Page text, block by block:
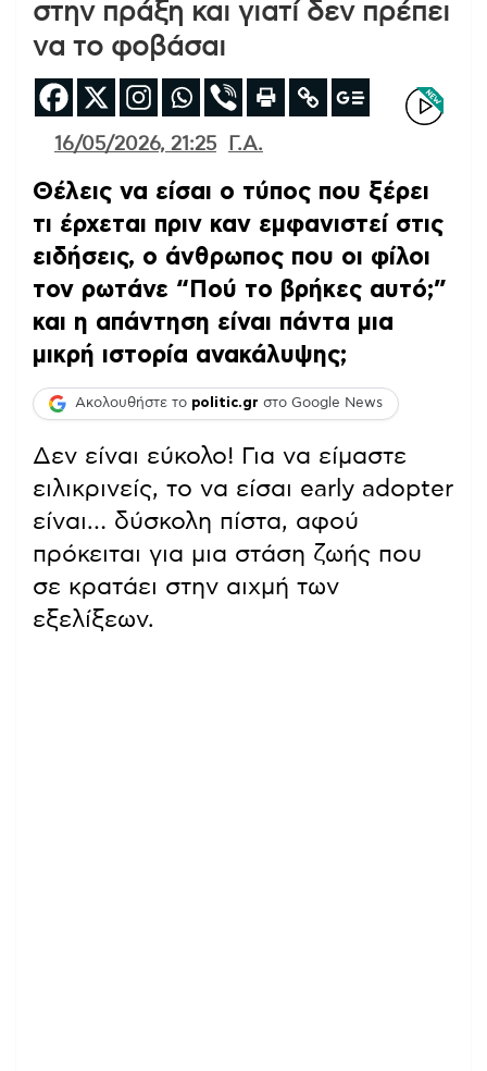
στην πράξη και γιατί δεν πρέπει
να το φοβάσαι
16/05/2026, 21:25 Γ.Α.
Θέλεις να είσαι ο τύπος που ξέρει
τι έρχεται πριν καν εμφανιστεί στις
ειδήσεις, o άνθρωπος που οι φίλοι
τον ρωτάνε “Πού το βρήκες αυτό;”
και η απάντηση είναι πάντα μια
μικρή ιστορία ανακάλυψης;
Ακολουθήστε το politic.gr στο Google News
Δεν είναι εύκολο! Για να είμαστε
ειλικρινείς, το να είσαι early adopter
είναι… δύσκολη πίστα, αφού
πρόκειται για μια στάση ζωής που
σε κρατάει στην αιχμή των
εξελίξεων.